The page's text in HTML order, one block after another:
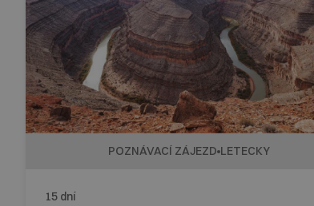
POZNÁVACÍ ZÁJEZD LETECKY
15 dní